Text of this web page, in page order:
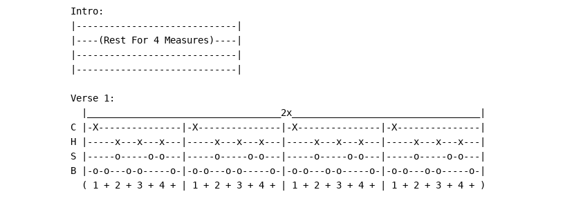
Intro:
|-----------------------------|
|----(Rest For 4 Measures)----|
|-----------------------------|
|-----------------------------|
Verse 1:
  |___________________________________2x__________________________________|
C |-X---------------|-X---------------|-X---------------|-X---------------|
H |-----x---x---x---|-----x---x---x---|-----x---x---x---|-----x---x---x---|
S |-----o-----o-o---|-----o-----o-o---|-----o-----o-o---|-----o-----o-o---|
B |-o-o---o-o-----o-|-o-o---o-o-----o-|-o-o---o-o-----o-|-o-o---o-o-----o-|
  ( 1 + 2 + 3 + 4 + | 1 + 2 + 3 + 4 + | 1 + 2 + 3 + 4 + | 1 + 2 + 3 + 4 + )